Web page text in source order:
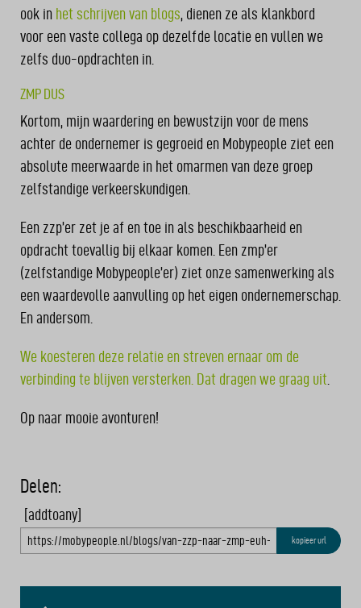
ook in het schrijven van blogs, dienen ze als klankbord
voor een vaste collega op dezelfde locatie en vullen we
zelfs duo-opdrachten in.
ZMP DUS
Kortom, mijn waardering en bewustzijn voor de mens
achter de ondernemer is gegroeid en Mobypeople ziet een
absolute meerwaarde in het omarmen van deze groep
zelfstandige verkeerskundigen.
Een zzp’er zet je af en toe in als beschikbaarheid en
opdracht toevallig bij elkaar komen. Een zmp’er
(zelfstandige Mobypeople’er) ziet onze samenwerking als
een waardevolle aanvulling op het eigen ondernemerschap.
En andersom.
We koesteren deze relatie en streven ernaar om de
verbinding te blijven versterken. Dat dragen we graag uit
Op naar mooie avonturen!
Delen:
[addtoany]
kopieer url
NAVIGATIE